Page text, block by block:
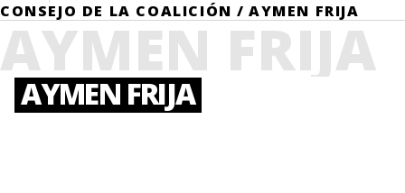
CONSEJO DE LA COALICIÓN / AYMEN FRIJA
AYMEN FRIJA
AYMEN FRIJA